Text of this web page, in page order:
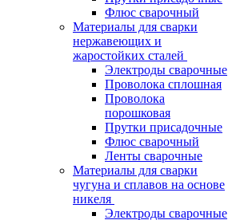
Флюс сварочный
Материалы для сварки
нержавеющих и
жаростойких сталей
Электроды сварочные
Проволока сплошная
Проволока
порошковая
Прутки присадочные
Флюс сварочный
Ленты сварочные
Материалы для сварки
чугуна и сплавов на основе
никеля
Электроды сварочные